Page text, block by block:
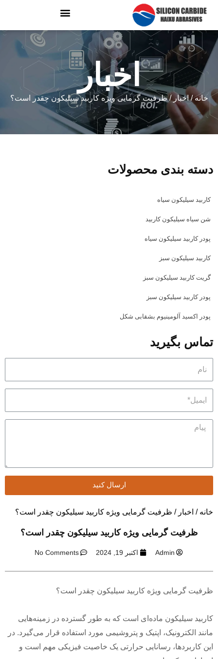
اخبار
خانه/اخبار / ظرفیت گرمایی ویژه کاربید سیلیکون چقدر است؟
دسته بندی محصولات
کاربید سیلیکون سیاه
شن سیاه سیلیکون کاربید
پودر کاربید سیلیکون سیاه
کاربید سیلیکون سبز
گریت کاربید سیلیکون سبز
پودر کاربید سیلیکون سبز
پودر اکسید آلومینیوم بشقابی شکل
تماس بگیرید
ارسال کنید
خانه / اخبار / ظرفیت گرمایی ویژه کاربید سیلیکون چقدر است؟
ظرفیت گرمایی ویژه کاربید سیلیکون چقدر است؟
Admin اکتبر 19, 2024 No Comments
ظرفیت گرمایی ویژه کاربید سیلیکون چقدر است؟
کاربید سیلیکون ماده‌ای است که به طور گسترده در زمینه‌هایی
مانند الکترونیک، اپتیک و پتروشیمی مورد استفاده قرار می‌گیرد. در
این کاربردها، رسانایی حرارتی یک خاصیت فیزیکی مهم است و